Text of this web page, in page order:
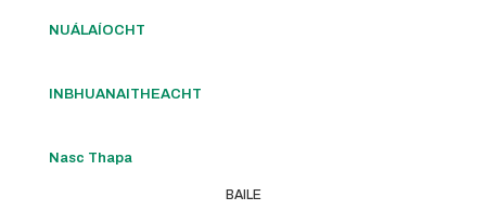
NUÁLAÍOCHT
INBHUANAITHEACHT
Nasc Thapa
BAILE